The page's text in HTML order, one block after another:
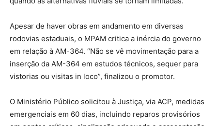
Apesar de haver obras em andamento em diversas
rodovias estaduais, o MPAM critica a inércia do governo
em relação à AM-364. “Não se vê movimentação para a
inserção da AM-364 em estudos técnicos, sequer para
vistorias ou visitas in loco”, finalizou o promotor.
O Ministério Público solicitou à Justiça, via ACP, medidas
emergenciais em 60 dias, incluindo reparos provisórios